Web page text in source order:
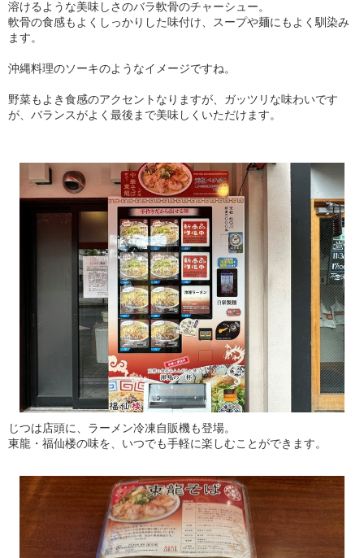
溶けるような美味しさのバラ軟骨のチャーシュー。
軟骨の食感もよくしっかりした味付け、スープや麺にもよく馴染み
ます。
沖縄料理のソーキのようなイメージですね。
野菜もよき食感のアクセントなりますが、ガッツリな味わいです
が、バランスがよく最後まで美味しくいただけます。
じつは店頭に、ラーメン冷凍自販機も登場。
東龍・福仙楼の味を、いつでも手軽に楽しむことができます。